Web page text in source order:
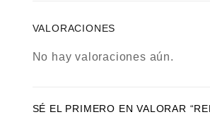
VALORACIONES
No hay valoraciones aún.
SÉ EL PRIMERO EN VALORAR